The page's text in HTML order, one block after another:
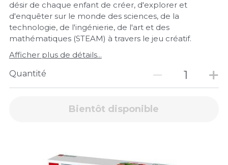
désir de chaque enfant de créer, d'explorer et
d'enquêter sur le monde des sciences, de la
technologie, de l'ingénierie, de l'art et des
mathématiques (STEAM) à travers le jeu créatif.
Afficher plus de détails...
Quantité
Bientôt disponible